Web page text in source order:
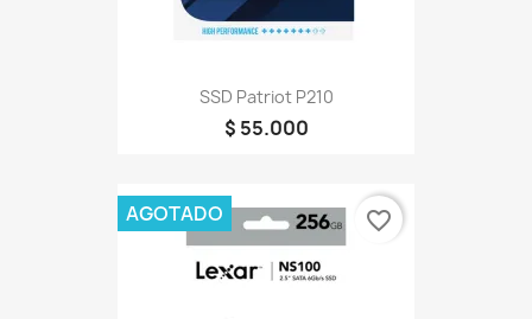
SSD Patriot P210
$ 55.000
AGOTADO favorite_border